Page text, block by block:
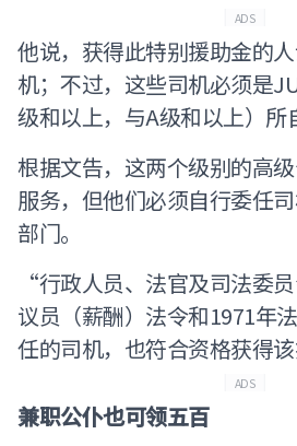
ADS
他说，获得此特别援助金的
机；不过，这些司机必须是
级和以上，与A级和以上）所
根据文告，这两个级别的高
服务，但他们必须自行委任
部门。
“行政人员、法官及司法委
议员（薪酬）法令和1971年
任的司机，也符合资格获得
ADS
兼职公仆也可领五百